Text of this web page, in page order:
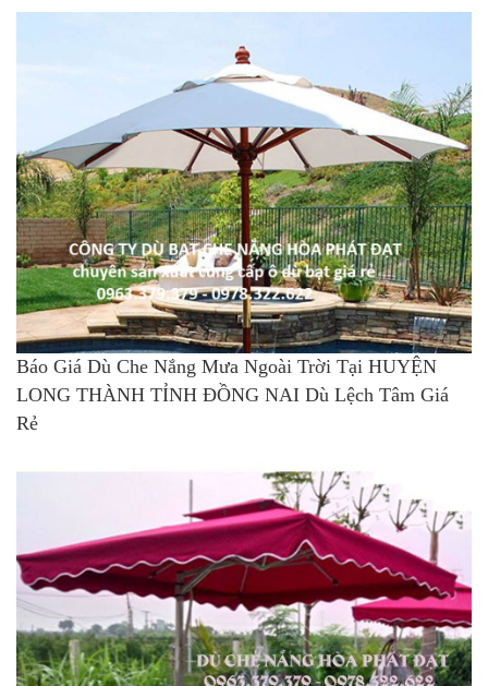
Báo Giá Dù Che Nắng Mưa Ngoài Trời Tại HUYỆN
LONG THÀNH TỈNH ĐỒNG NAI Dù Lệch Tâm Giá
Rẻ